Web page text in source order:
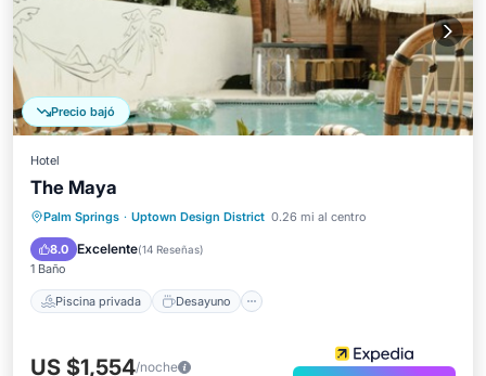
Precio bajó
Hotel
The Maya
Palm Springs · Uptown Design District 0.26 mi al centro
8.0 Excelente(14 Reseñas)
1 Baño
Piscina privada Desayuno
Piscina privada Desayuno
Piscina
Spa
US $1,554/noche